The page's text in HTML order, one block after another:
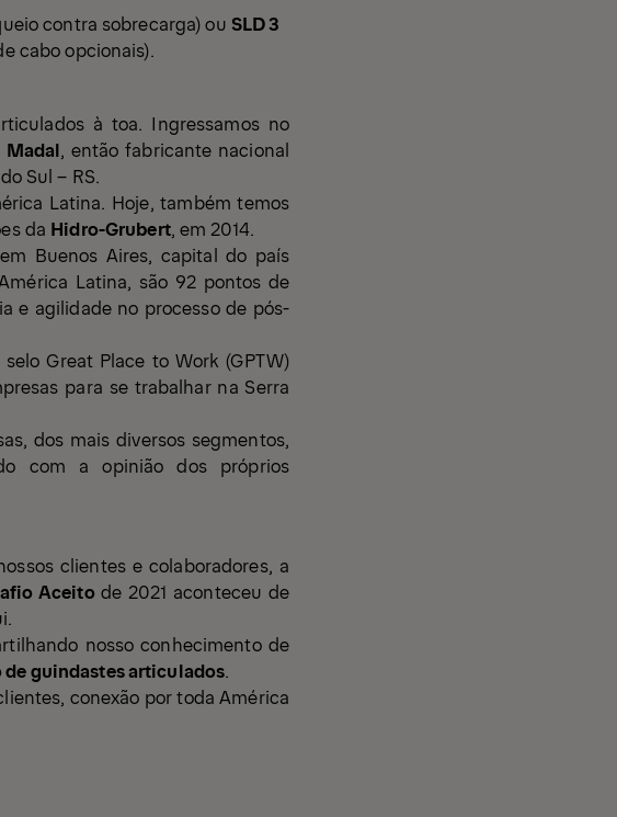
contra sobrecarga) ou SLD 3
cabo opcionais).
à toa. Ingressamos no
Madal, então fabricante nacional
Sul – RS.
Latina. Hoje, também temos
da Hidro-Grubert, em 2014.
Buenos Aires, capital do país
Latina, são 92 pontos de
e agilidade no processo de pós-
Great Place to Work (GPTW)
para se trabalhar na Serra
dos mais diversos segmentos,
com a opinião dos próprios
clientes e colaboradores, a
Aceitode 2021 aconteceu de
i.
nosso conhecimento de
de guindastes articulados.
conexão por toda América